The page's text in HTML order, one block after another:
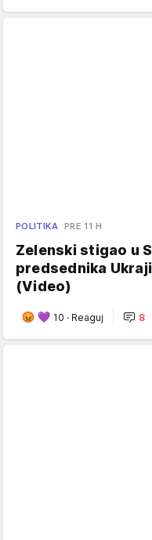
POLITIKA PRE 11 H
Zelenski stigao u
predsednika
(Video)
10 · Reaguj 8